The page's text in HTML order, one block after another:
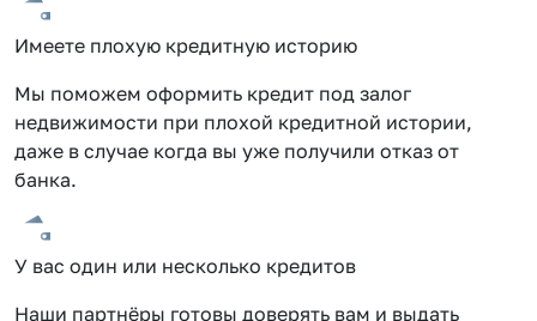
Имеете плохую кредитную историю
Мы поможем оформить кредит под залог
недвижимости при плохой кредитной истории,
даже в случае когда вы уже получили отказ от
банка.
У вас один или несколько кредитов
Наши партнёры готовы доверять вам и выдать